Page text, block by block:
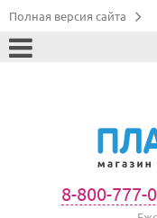
Полная версия сайта
8-800-777-